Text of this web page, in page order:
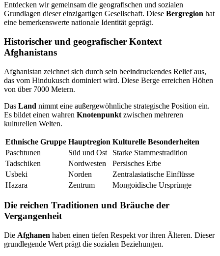
Entdecken wir gemeinsam die geografischen und sozialen
Grundlagen dieser einzigartigen Gesellschaft. Diese Bergregion hat
eine bemerkenswerte nationale Identität geprägt.
Historischer und geografischer Kontext
Afghanistans
Afghanistan zeichnet sich durch sein beeindruckendes Relief aus,
das vom Hindukusch dominiert wird. Diese Berge erreichen Höhen
von über 7000 Metern.
Das Land nimmt eine außergewöhnliche strategische Position ein.
Es bildet einen wahren Knotenpunkt zwischen mehreren
kulturellen Welten.
Ethnische Gruppe Hauptregion Kulturelle Besonderheiten
Paschtunen
Süd und Ost
Starke Stammestradition
Tadschiken
Nordwesten
Persisches Erbe
Usbeki
Norden
Zentralasiatische Einflüsse
Hazara
Zentrum Mongoidische Ursprünge
Die reichen Traditionen und Bräuche der
Vergangenheit
Die Afghanen haben einen tiefen Respekt vor ihren Älteren. Dieser
grundlegende Wert prägt die sozialen Beziehungen.